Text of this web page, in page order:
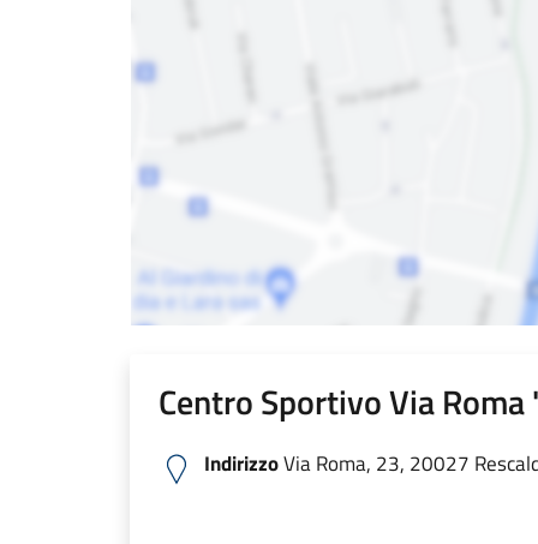
Centro Sportivo Via
IndirizzoVia Roma, 23, 20027